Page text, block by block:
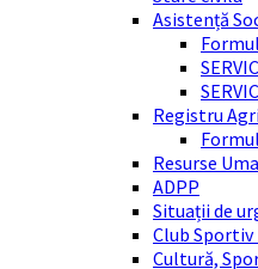
Asistență
Registru
Resurse
ADPP
Situații de
Club Sportiv
Cultură,